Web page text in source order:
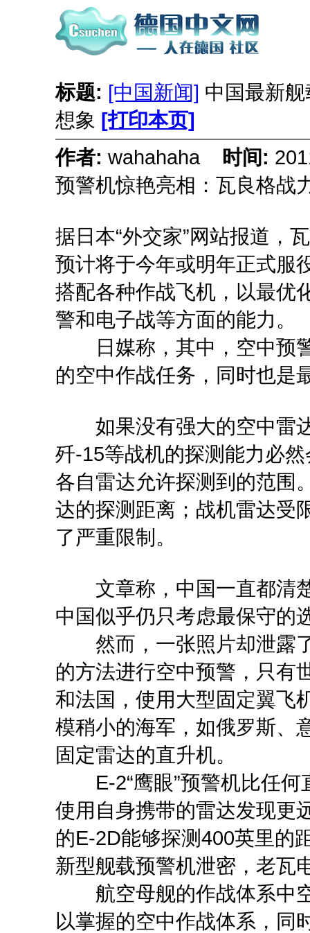
标题: [中国新闻] 中国最新
想象 [打印本页]
作者: wahahaha 时间:
预警机惊艳亮相：瓦良格战
据日本“外交家”网站报道，
预计将于今年或明年正式服
搭配各种作战飞机，以最优
警和电子战等方面的能力。
日媒称，其中，空中预警
的空中作战任务，同时也是
如果没有强大的空中雷达
歼-15等战机的探测能力必
各自雷达允许探测到的范围
达的探测距离；战机雷达受
了严重限制。
文章称，中国一直都清楚
中国似乎仍只考虑最保守的
然而，一张照片却泄露了
的方法进行空中预警，只有
和法国，使用大型固定翼飞
模稍小的海军，如俄罗斯、
固定雷达的直升机。
E-2“鹰眼”预警机比任何
使用自身携带的雷达发现更
的E-2D能够探测400英里的
新型舰载预警机泄密，老瓦
航空母舰的作战体系中空
以掌握的空中作战体系，同